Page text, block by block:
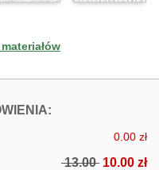
FOTOTAPETY
0.00 zł
13.00 10.00 zł